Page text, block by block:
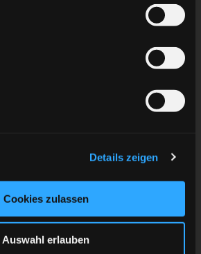
Details zeigen
Cookies zulassen
Auswahl erlauben